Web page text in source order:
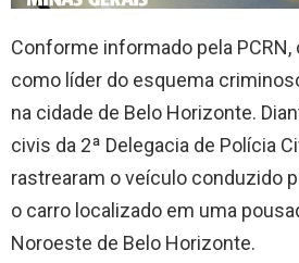
Conforme informado pela
como líder do esquema
na cidade de Belo Horizonte.
civis da 2ª Delegacia de Polícia
rastrearam o veículo conduzido
o carro localizado em uma
Noroeste de Belo Horizonte.